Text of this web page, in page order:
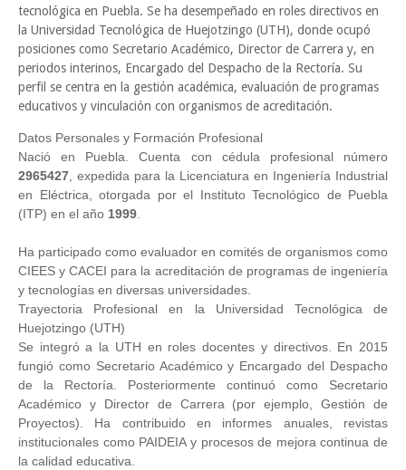
tecnológica en Puebla. Se ha desempeñado en roles directivos en
la Universidad Tecnológica de Huejotzingo (UTH), donde ocupó
posiciones como Secretario Académico, Director de Carrera y, en
periodos interinos, Encargado del Despacho de la Rectoría. Su
perfil se centra en la gestión académica, evaluación de programas
educativos y vinculación con organismos de acreditación.
Datos Personales y Formación Profesional
Nació en Puebla. Cuenta con cédula profesional número
2965427 , expedida para la Licenciatura en Ingeniería Industrial
en Eléctrica, otorgada por el Instituto Tecnológico de Puebla
(ITP) en el año 1999
Ha participado como evaluador en comités de organismos como
CIEES y CACEI para la acreditación de programas de ingeniería
y tecnologías en diversas universidades.
Trayectoria Profesional en la Universidad Tecnológica de
Huejotzingo (UTH)
Se integró a la UTH en roles docentes y directivos. En 2015
fungió como Secretario Académico y Encargado del Despacho
de la Rectoría. Posteriormente continuó como Secretario
Académico y Director de Carrera (por ejemplo, Gestión de
Proyectos). Ha contribuido en informes anuales, revistas
institucionales como PAIDEIA y procesos de mejora continua de
la calidad educativa.